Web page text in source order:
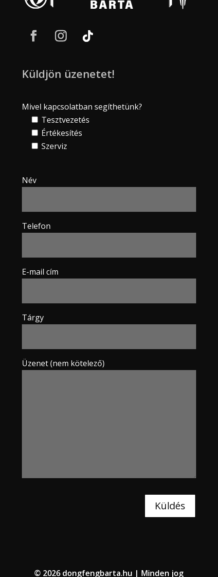
Küldjön üzenetet!
Mivel kapcsolatban segíthetünk?
Tesztvezetés
Értékesítés
Szerviz
Név
Telefon
E-mail cím
Tárgy
Üzenet (nem kötelező)
© 2026 dongfengbarta.hu | Minden jog